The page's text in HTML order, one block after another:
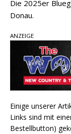
Die 2025er
Donau.
ANZEIGE
Einige unserer
Links sind mit
Bestellbutton)